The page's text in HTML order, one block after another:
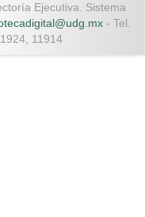
Ejecutiva. Sistema
- Tel.
11914